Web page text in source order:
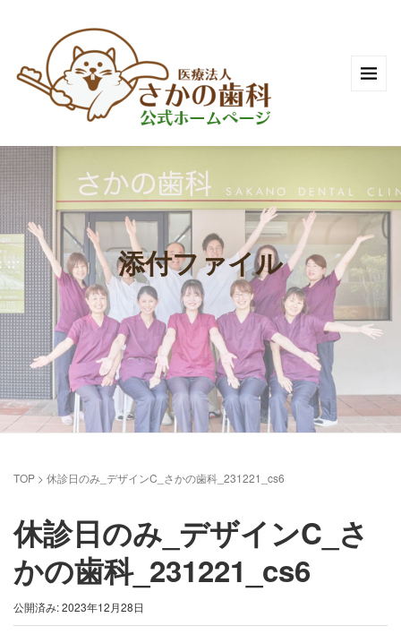
添付ファイル
TOP > 休診日のみ_デザインC_さかの歯科_231221_cs6
休診日のみ_デザインC_さ
かの歯科_231221_cs6
公開済み: 2023年12月28日